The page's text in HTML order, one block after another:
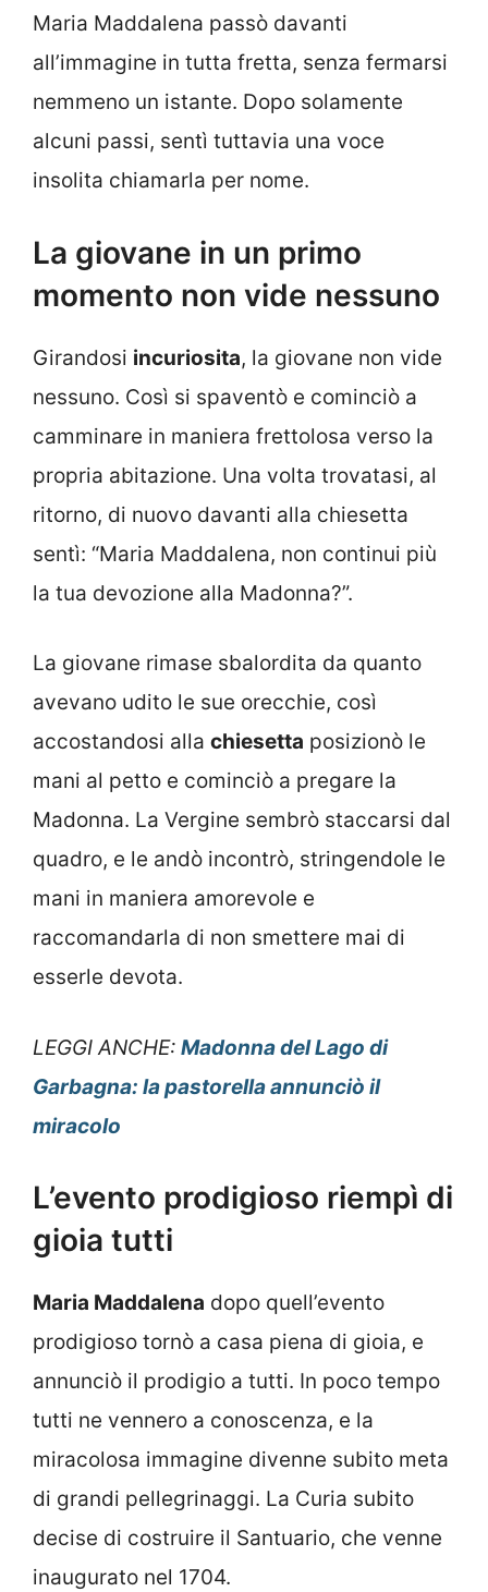
Maria Maddalena passò davanti
all’immagine in tutta fretta, senza fermarsi
nemmeno un istante. Dopo solamente
alcuni passi, sentì tuttavia una voce
insolita chiamarla per nome.
La giovane in un primo
momento non vide nessuno
Girandosi incuriosita, la giovane non vide
nessuno. Così si spaventò e cominciò a
camminare in maniera frettolosa verso la
propria abitazione. Una volta trovatasi, al
ritorno, di nuovo davanti alla chiesetta
sentì: “Maria Maddalena, non continui più
la tua devozione alla Madonna?”.
La giovane rimase sbalordita da quanto
avevano udito le sue orecchie, così
accostandosi alla chiesetta posizionò le
mani al petto e cominciò a pregare la
Madonna. La Vergine sembrò staccarsi dal
quadro, e le andò incontrò, stringendole le
mani in maniera amorevole e
raccomandarla di non smettere mai di
esserle devota.
LEGGI ANCHE: Madonna del Lago di
Garbagna: la pastorella annunciò il
miracolo
L’evento prodigioso riempì di
gioia tutti
Maria Maddalena dopo quell’evento
prodigioso tornò a casa piena di gioia, e
annunciò il prodigio a tutti. In poco tempo
tutti ne vennero a conoscenza, e la
miracolosa immagine divenne subito meta
di grandi pellegrinaggi. La Curia subito
decise di costruire il Santuario, che venne
inaugurato nel 1704.